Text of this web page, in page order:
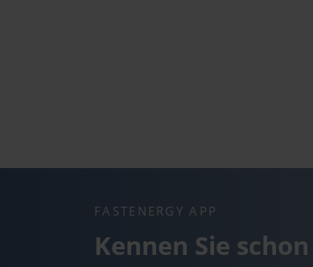
FASTENERGY APP
Kennen Sie